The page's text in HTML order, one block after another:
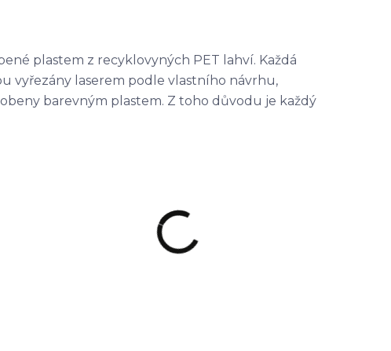
plastem z recyklovyných PET lahví. Každá
vyřezány laserem podle vlastního návrhu,
barevným plastem. Z toho důvodu je každý